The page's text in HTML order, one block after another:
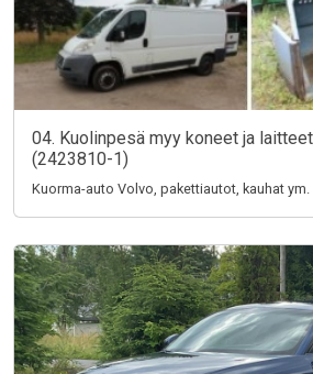
04. Kuolinpesä myy koneet ja
(2423810-1)
Kuorma-auto Volvo, pakettiautot, kauhat ym.